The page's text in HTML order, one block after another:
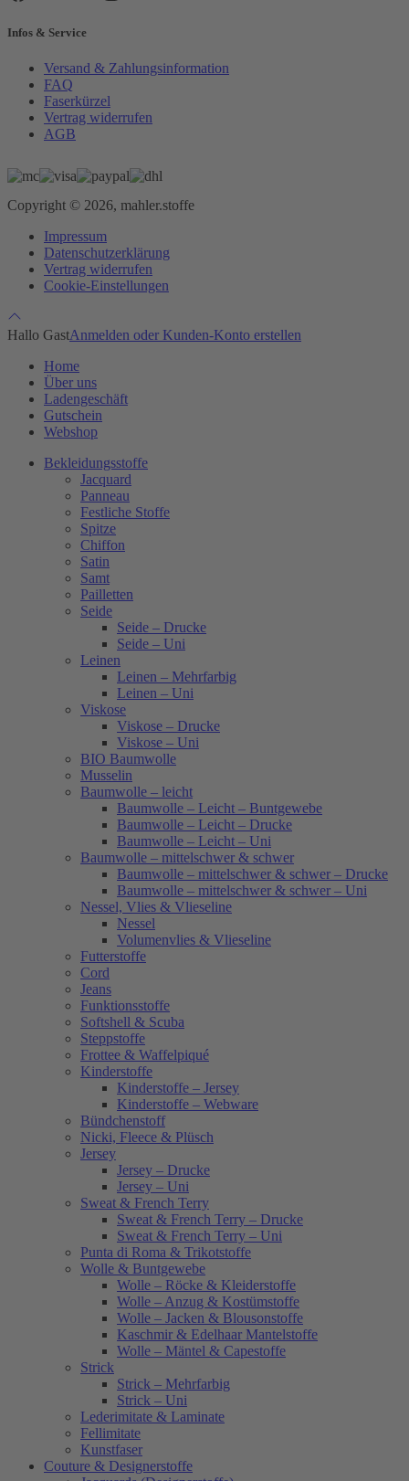
Infos & Service
Versand & Zahlungsinformation
FAQ
Faserkürzel
Vertrag widerrufen
AGB
Copyright © 2026, mahler.stoffe
Impressum
Datenschutzerklärung
Vertrag widerrufen
Cookie-Einstellungen
Hallo GastAnmelden oder Kunden-Konto erstellen
Home
Über uns
Ladengeschäft
Gutschein
Webshop
Bekleidungsstoffe
Jacquard
Panneau
Festliche Stoffe
Spitze
Chiffon
Satin
Samt
Pailletten
Seide
Seide – Drucke
Seide – Uni
Leinen
Leinen – Mehrfarbig
Leinen – Uni
Viskose
Viskose – Drucke
Viskose – Uni
BIO Baumwolle
Musselin
Baumwolle – leicht
Baumwolle – Leicht – Buntgewebe
Baumwolle – Leicht – Drucke
Baumwolle – Leicht – Uni
Baumwolle – mittelschwer & schwer
Baumwolle – mittelschwer & schwer – Drucke
Baumwolle – mittelschwer & schwer – Uni
Nessel, Vlies & Vlieseline
Nessel
Volumenvlies & Vlieseline
Futterstoffe
Cord
Jeans
Funktionsstoffe
Softshell & Scuba
Steppstoffe
Frottee & Waffelpiqué
Kinderstoffe
Kinderstoffe – Jersey
Kinderstoffe – Webware
Bündchenstoff
Nicki, Fleece & Plüsch
Jersey
Jersey – Drucke
Jersey – Uni
Sweat & French Terry
Sweat & French Terry – Drucke
Sweat & French Terry – Uni
Punta di Roma & Trikotstoffe
Wolle & Buntgewebe
Wolle – Röcke & Kleiderstoffe
Wolle – Anzug & Kostümstoffe
Wolle – Jacken & Blousonstoffe
Kaschmir & Edelhaar Mantelstoffe
Wolle – Mäntel & Capestoffe
Strick
Strick – Mehrfarbig
Strick – Uni
Lederimitate & Laminate
Fellimitate
Kunstfaser
Couture & Designerstoffe